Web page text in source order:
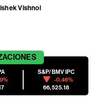
Vishnoi
S&P/BMV IPC
-0.46%
66,525.18